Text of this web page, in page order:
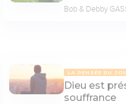
Bob & Debby
LA PENSÉE DU
Dieu est
souffrance